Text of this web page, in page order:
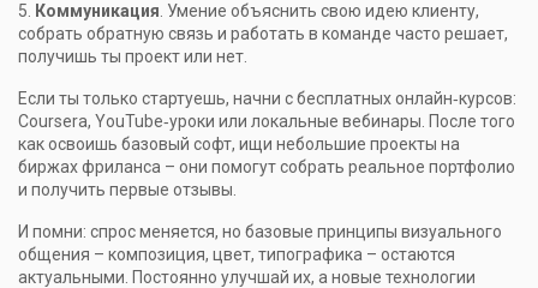
5. Коммуникация . Умение объяснить свою идею клиенту,
собрать обратную связь и работать в команде часто решает,
получишь ты проект или нет.
Если ты только стартуешь, начни с бесплатных онлайн‑курсов:
Coursera, YouTube‑уроки или локальные вебинары. После того
как освоишь базовый софт, ищи небольшие проекты на
биржах фриланса – они помогут собрать реальное портфолио
и получить первые отзывы.
И помни: спрос меняется, но базовые принципы визуального
общения – композиция, цвет, типографика – остаются
актуальными. Постоянно улучшай их, а новые технологии